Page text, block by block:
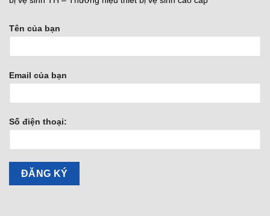
Tên của bạn
Email của bạn
Số điện thoại: